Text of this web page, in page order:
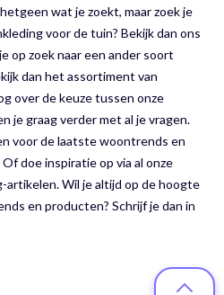
wat je zoekt, maar zoek je
voor de tuin? Bekijk dan ons
op zoek naar een ander soort
dan het assortiment van
over de keuze tussen onze
je graag verder met al je vragen.
voor de laatste woontrends en
doe inspiratie op via al onze
artikelen. Wil je altijd op de hoogte
en producten? Schrijf je dan in